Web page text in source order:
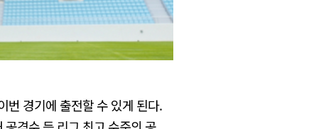
번 경기에 출전할 수 있게 된다.